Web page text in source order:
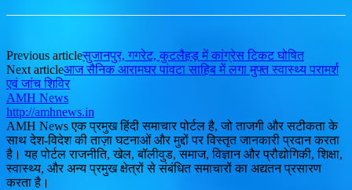
Previous articleसुजानपुर, गगरेट, कुटलैहड़ में कांग्रेस टिकट घोषित
Next articleआज सैनिक आरामघर पांवटा साहिब में लगा मुफ्त स्वास्थ्य परामर्श
एवं जांच शिविर
AMH News
http://amhnews.in
AMH News एक प्रमुख हिंदी समाचार पोर्टल है, जो ताजगी और सटीकता के
साथ देश-विदेश की ताज़ा घटनाओं और मुद्दों पर विस्तृत जानकारी प्रदान करता
है। यह पोर्टल राजनीति, खेल, बॉलीवुड, समाज, विज्ञान और प्रौद्योगिकी, शिक्षा,
स्वास्थ्य, और अन्य प्रमुख क्षेत्रों से संबंधित समाचारों का अद्यतन प्रसारण
करता है।